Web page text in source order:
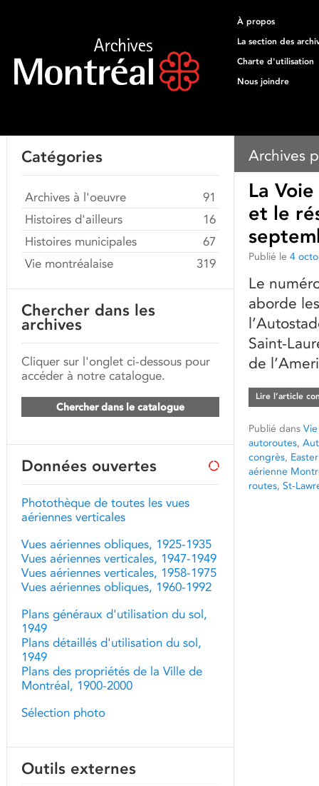
À propos
La section des
Charte d'utilisation
Nous joindre
Archives
La
et le
Publié le 4
Le
aborde
Saint-
de
Lire l’article
Publié dans
autoroutes,
congrès,
aérienne
routes, St-
Catégories
Archives à l'oeuvre
91
Histoires d'ailleurs
16
Histoires municipales
67
Vie montréalaise
319
Chercher dans les
archives
Cliquer sur l'onglet ci-dessous pour
accéder à notre catalogue.
Chercher dans le catalogue
Données ouvertes
Photothèque de toutes les vues
aériennes verticales
Vues aériennes obliques, 1925-1935
Vues aériennes verticales, 1947-1949
Vues aériennes verticales, 1958-1975
Vues aériennes obliques, 1960-1992
Plans généraux d'utilisation du sol,
1949
Plans détaillés d'utilisation du sol,
1949
Plans des propriétés de la Ville de
Montréal, 1900-2000
Sélection photo
Outils externes